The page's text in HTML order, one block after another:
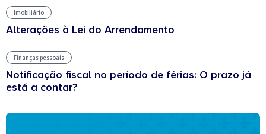
Imobiliário
Alterações à Lei do Arrendamento
Finanças pessoais
Notificação fiscal no período de férias: O prazo já
está a contar?